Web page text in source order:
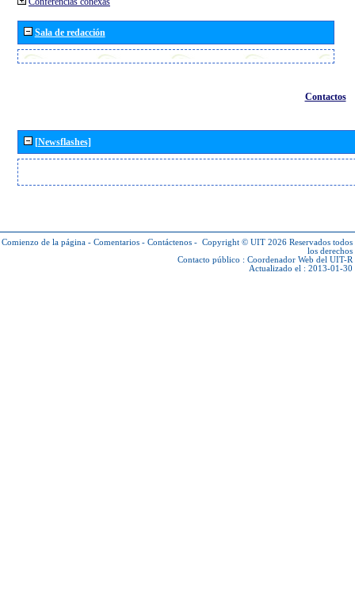
Sala de redacción
Contactos
[Newsflashes]
Comienzo de la página - Comentarios - Contáctenos - Copyright © UIT 2026 Reservados todos
los derechos
Contacto público : Coordenador Web del UIT-R
Actualizado el : 2013-01-30